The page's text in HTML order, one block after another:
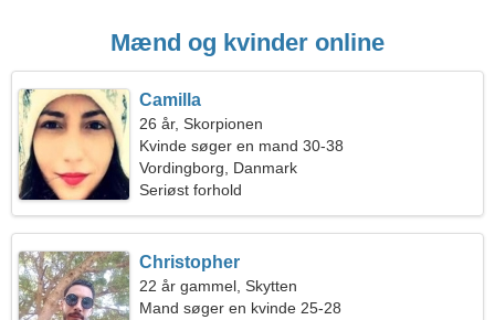
Mænd og kvinder online
Camilla
26 år, Skorpionen
Kvinde søger en mand 30-38
Vordingborg, Danmark
Seriøst forhold
Christopher
22 år gammel, Skytten
Mand søger en kvinde 25-28